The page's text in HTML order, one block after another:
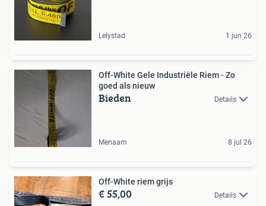
Lelystad 1 jun 26
Off-White Gele Industriële Riem - Zo
goed als nieuw
Bieden Details
Menaam 8 jul 26
Off-White riem grijs
€ 55,00 Details